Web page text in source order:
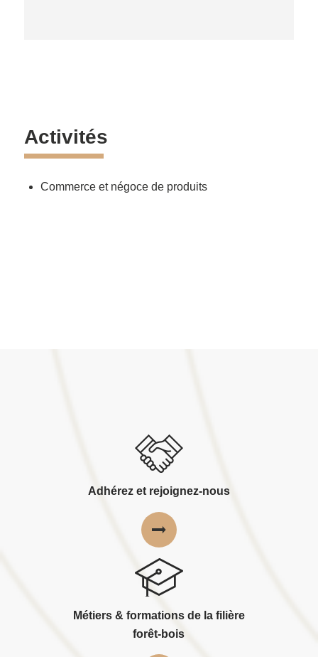
Activités
Commerce et négoce de produits
Adhérez et rejoignez-nous
Métiers & formations de la filière
forêt-bois